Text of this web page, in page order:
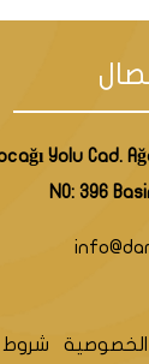
Yolu Cad.
NO: 396
شروط